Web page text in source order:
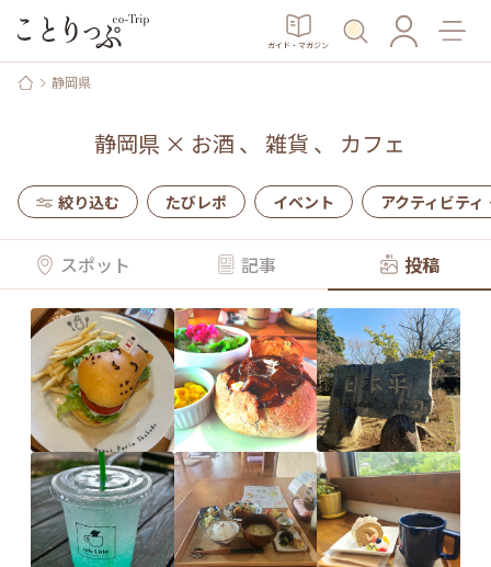
ガイド・マガジン
静岡県
静岡県 × お酒 、 雑貨 、 カフェ
絞り込む たびレポ イベント アクティビティ
スポット 記事 投稿